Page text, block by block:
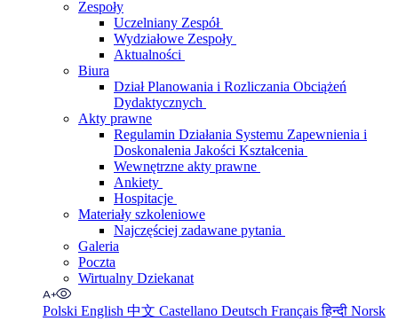
Zespoły
Uczelniany Zespół
Wydziałowe Zespoły
Aktualności
Biura
Dział Planowania i Rozliczania Obciążeń
Dydaktycznych
Akty prawne
Regulamin Działania Systemu Zapewnienia i
Doskonalenia Jakości Kształcenia
Wewnętrzne akty prawne
Ankiety
Hospitacje
Materiały szkoleniowe
Najczęściej zadawane pytania
Galeria
Poczta
Wirtualny Dziekanat
Polski English 中文 Castellano Deutsch Françaisहिन्दी Norsk